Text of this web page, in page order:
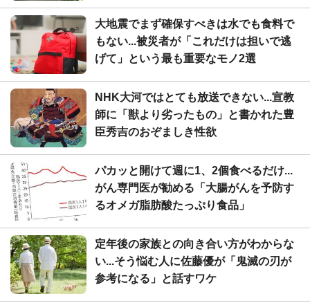
大地震でまず確保すべきは水でも食料で
もない...被災者が「これだけは担いで逃
げて」という最も重要なモノ2選
NHK大河ではとても放送できない...宣教
師に「獣より劣ったもの」と書かれた豊
臣秀吉のおぞましき性欲
パカッと開けて週に1、2個食べるだけ...
がん専門医が勧める「大腸がんを予防す
るオメガ脂肪酸たっぷり食品」
定年後の家族との向き合い方がわからな
い...そう悩む人に佐藤優が「鬼滅の刃が
参考になる」と話すワケ